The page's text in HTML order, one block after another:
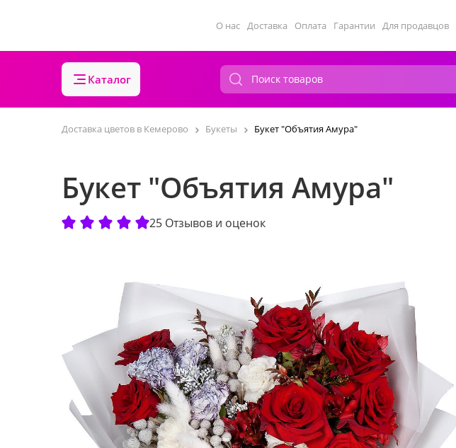
О нас Доставка Оплата Гарантии Для продавцов
Каталог
Доставка цветов в Кемерово Букеты Букет "Объятия Амура"
Букет "Объятия Амура"
25 Отзывов и оценок